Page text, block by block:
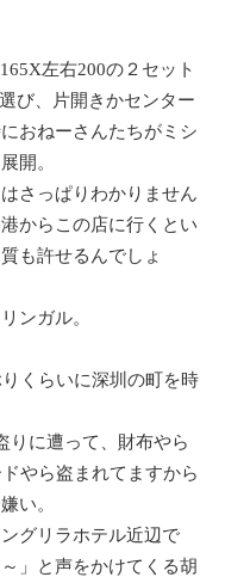
X左右200の２セット
び、片開きかセンター
おねーさんたちがミシ
開。
さっぱりわかりません
からこの店に行くとい
も許せるんでしょ
ンガル。
くらいに深圳の町を時
りに遭って、財布やら
やら盗まれてますから
い。
グリラホテル近辺で
」と声をかけてくる胡